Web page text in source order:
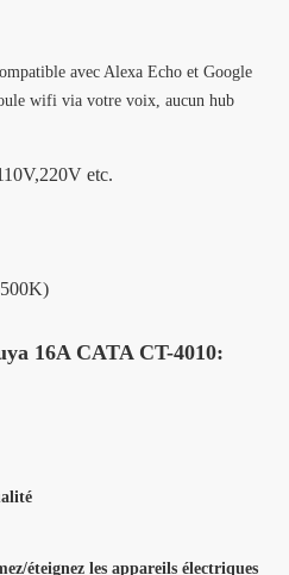
avec Alexa Echo et Google
wifi via votre voix, aucun hub
etc.
16A CATA CT-4010:
éteignez les appareils électriques